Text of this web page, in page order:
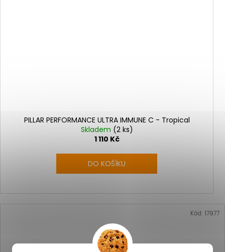
PILLAR PERFORMANCE ULTRA IMMUNE C - Tropical
Skladem (2 ks)
1 110 Kč
DO KOŠÍKU
Kód: 17977